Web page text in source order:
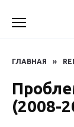
ГЛАВНАЯ »
(2008-